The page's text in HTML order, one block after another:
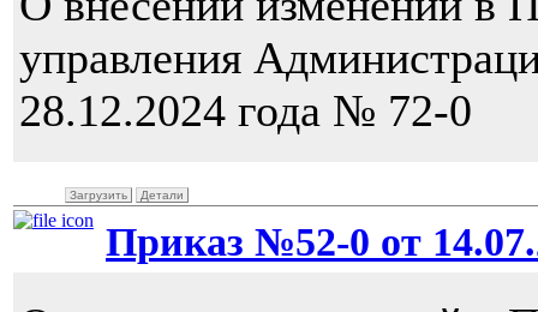
управления
28.12.2024 года № 72-0
Загрузить Детали
Приказ №52-0 от